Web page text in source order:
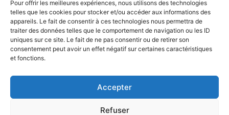
Pour offrir les meilleures expériences, nous utilisons des technologies
telles que les cookies pour stocker et/ou accéder aux informations des
appareils. Le fait de consentir à ces technologies nous permettra de
traiter des données telles que le comportement de navigation ou les ID
uniques sur ce site. Le fait de ne pas consentir ou de retirer son
consentement peut avoir un effet négatif sur certaines caractéristiques
et fonctions.
Accepter
Refuser
19 septembre 2024